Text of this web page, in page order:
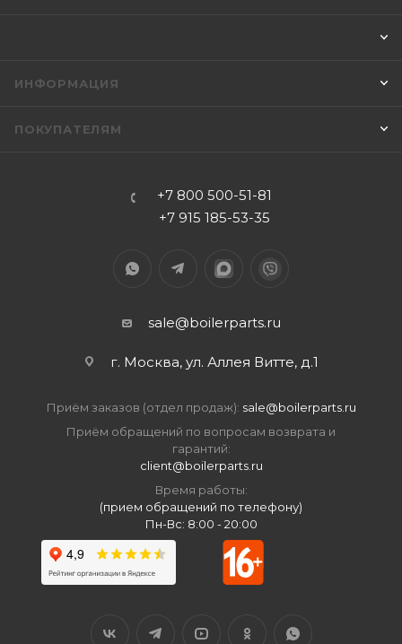
ИНФОРМАЦИЯ
ПОКУПАТЕЛЯМ
+7 800 500-51-81
+7 915 185-53-35
sale@boilerparts.ru
г. Москва, ул. Аллея Витте, д.1
Приём заказов (отдел продаж): sale@boilerparts.ru
Приём обращений по вопросам возврата и
гарантий:
client@boilerparts.ru
Время работы:
(прием обращений по телефону)
Пн-Вс: 8:00 - 20:00